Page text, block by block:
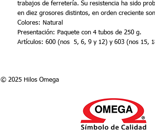
trabajos de ferretería. Su resistencia ha sido
en diez grosores distintos, en orden creciente
Colores: Natural
Presentación: Paquete con 4 tubos de 250 g.
Artículos: 600 (nos  5, 6, 9 y 12) y 603 (nos 15,
© 2025 Hilos Omega